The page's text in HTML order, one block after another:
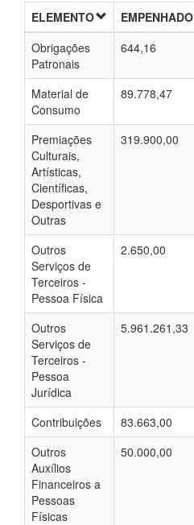
ELEMENTO EMPENHADO
Obrigações
Patronais
644,16
Material de
Consumo
89.778,47
Premiações
Culturais,
Artísticas,
Científicas,
Desportivas e
Outras
319.900,00
Outros
Serviços de
Terceiros -
Pessoa Física
2.650,00
Outros
Serviços de
Terceiros -
Pessoa
Jurídica
5.961.261,33
Contribuições 83.663,00
Outros
Auxílios
Financeiros a
Pessoas
Físicas
50.000,00